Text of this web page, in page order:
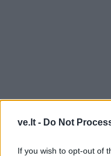
ve.lt - Do Not
If you wish to opt-out of
nori reguliariai